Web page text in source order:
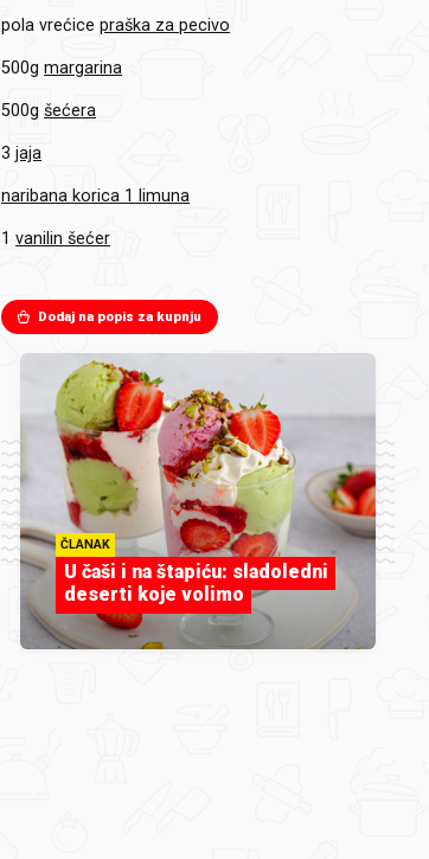
pola vrećice praška za pecivo
500g margarina
500g šećera
3 jaja
naribana korica 1 limuna
1 vanilin šećer
Dodaj na popis za kupnju
ČLANAK
U čaši i na štapiću: sladoledni
deserti koje volimo